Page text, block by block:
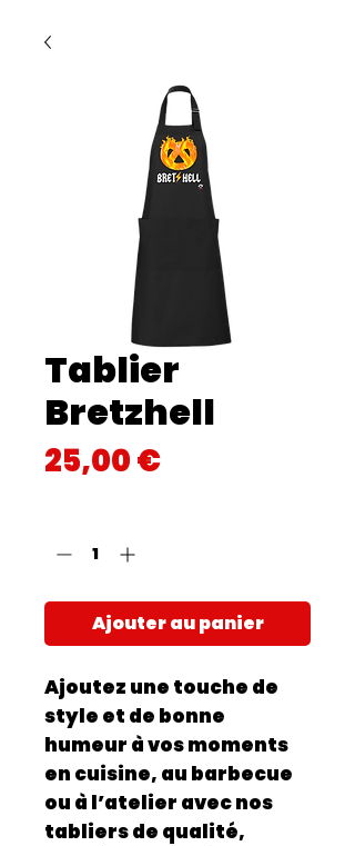
Tablier
Bretzhell
25,00 €Prix
Ajouter au panier
Ajoutez une touche de
style et de bonne
humeur à vos moments
en cuisine, au barbecue
ou à l’atelier avec nos
tabliers de qualité,